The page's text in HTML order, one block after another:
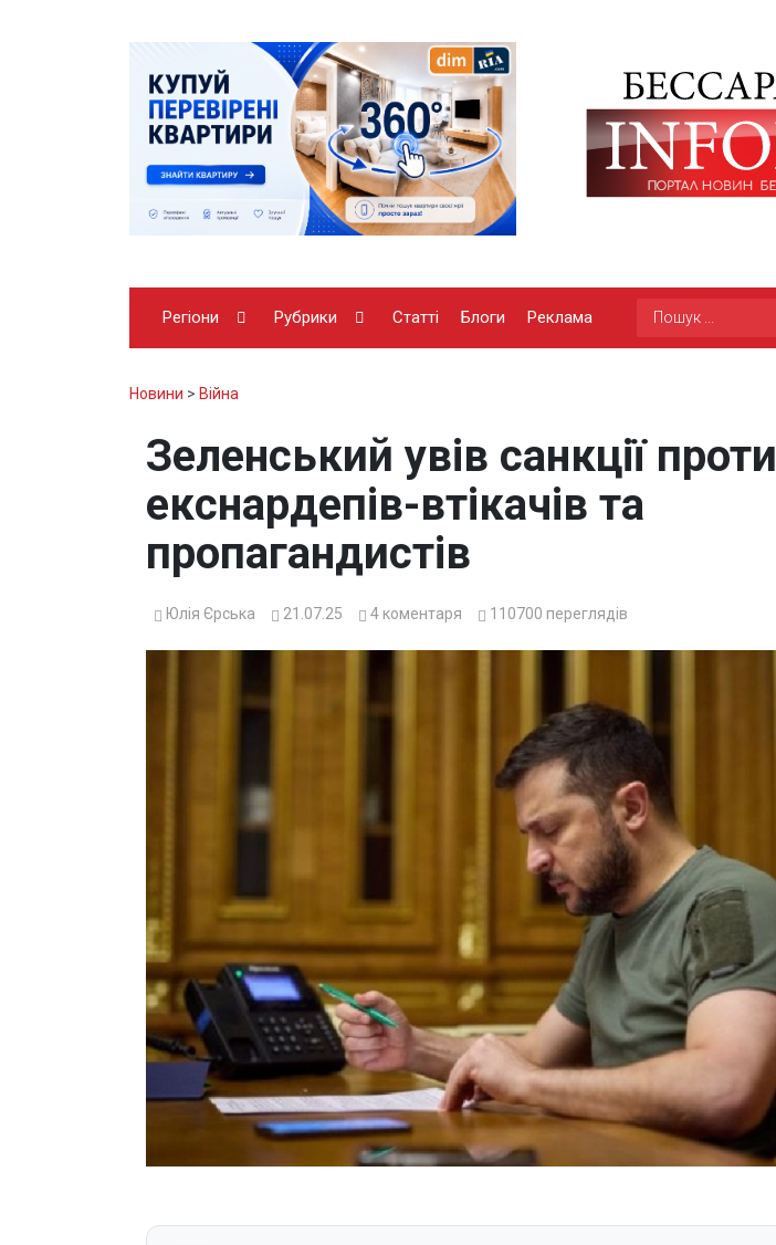
Регіони Рубрики Статті Блоги Реклама
Новини > Війна
Зеленський увів санкції проти
екснардепів-втікачів та
пропагандистів
Юлія Єрська 21.07.25 4 коментаря 110700 переглядів